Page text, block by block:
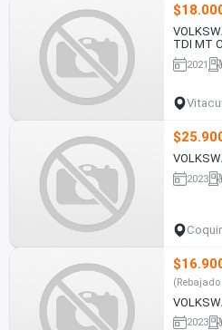
TDI MT
2021
2023
(Rebajado
2023